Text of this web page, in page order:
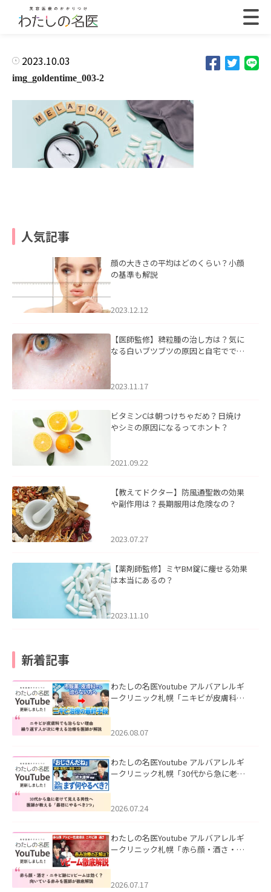
2023.10.03
img_goldentime_003-2
人気記事
顔の大きさの平均はどのくらい？小顔
の基準も解説
2023.12.12
【医師監修】稗粒腫の治し方は？気に
なる白いブツブツの原因と自宅ででき
2023.11.17
ビタミンCは朝つけちゃだめ？日焼け
やシミの原因になるってホント？
2021.09.22
【教えてドクター】防風通聖散の効果
や副作用は？長期服用は危険なの？
2023.07.27
【薬剤師監修】ミヤBM錠に痩せる効果
は本当にあるの？
2023.11.10
新着記事
わたしの名医Youtube アルバアレルギ
ークリニック札幌「ニキビが皮膚科で
ました。
2026.08.07
わたしの名医Youtube アルバアレルギ
ークリニック札幌「30代から急に老け
た。
2026.07.24
わたしの名医Youtube アルバアレルギ
ークリニック札幌「赤ら顔・酒さ・ニ
した。
2026.07.17